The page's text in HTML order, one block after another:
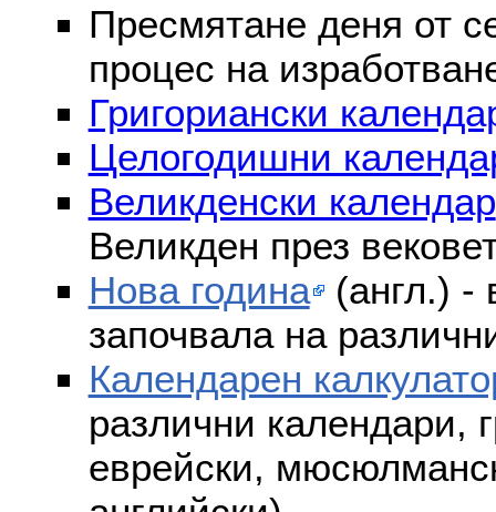
Пресмятане деня от
процес на
Григориански
Целогодишни
Великденски календар
Великден през
Нова година (англ.) -
започвала на
Календарен
различни календари,
еврейски,